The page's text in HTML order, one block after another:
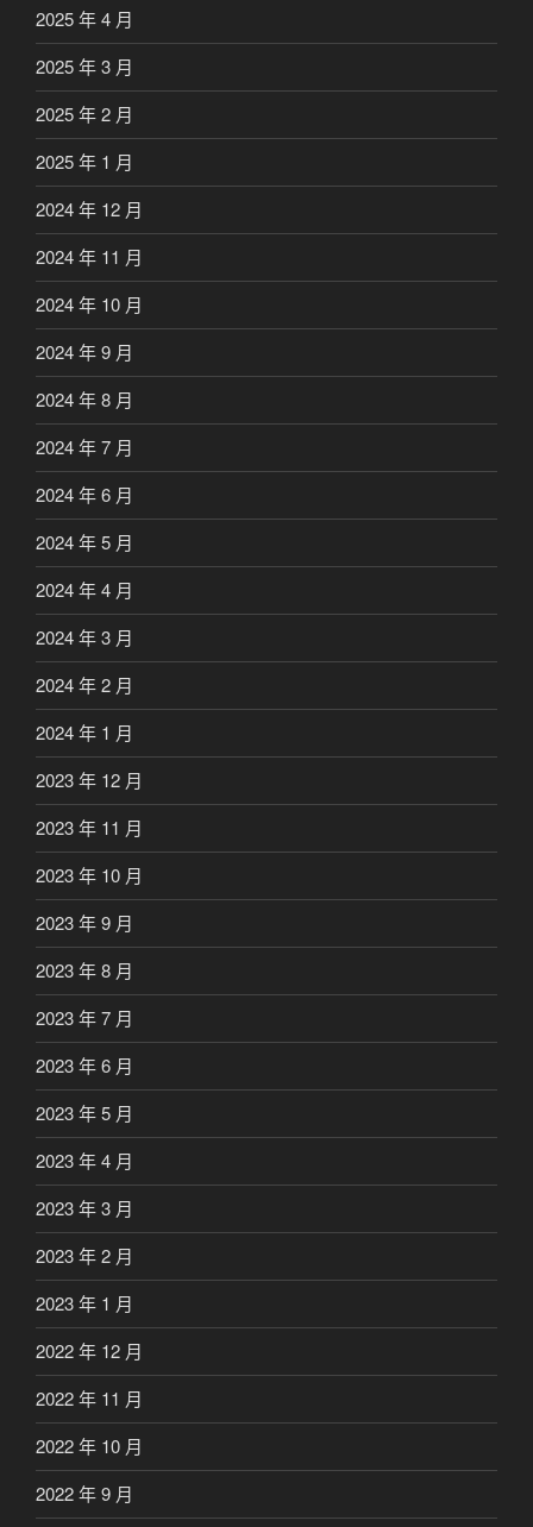
2025 年 4 月
2025 年 3 月
2025 年 2 月
2025 年 1 月
2024 年 12 月
2024 年 11 月
2024 年 10 月
2024 年 9 月
2024 年 8 月
2024 年 7 月
2024 年 6 月
2024 年 5 月
2024 年 4 月
2024 年 3 月
2024 年 2 月
2024 年 1 月
2023 年 12 月
2023 年 11 月
2023 年 10 月
2023 年 9 月
2023 年 8 月
2023 年 7 月
2023 年 6 月
2023 年 5 月
2023 年 4 月
2023 年 3 月
2023 年 2 月
2023 年 1 月
2022 年 12 月
2022 年 11 月
2022 年 10 月
2022 年 9 月